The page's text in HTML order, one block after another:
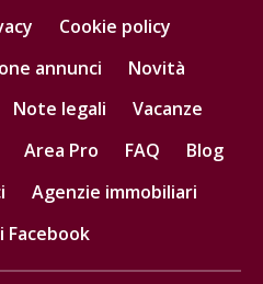
Cookie policy
annunci
Novità
Note legali
Vacanze
Area Pro FAQ
Blog
Agenzie immobiliari
Facebook